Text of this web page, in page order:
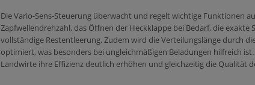
Die Vario-Sens-Steuerung überwacht und regelt wichtige Funktionen
Zapfwellendrehzahl, das Öffnen der Heckklappe bei Bedarf, die
vollständige Restentleerung. Zudem wird die Verteilungslänge durch
optimiert, was besonders bei ungleichmäßigen Beladungen hilfreich
Landwirte ihre Effizienz deutlich erhöhen und gleichzeitig die Qualität